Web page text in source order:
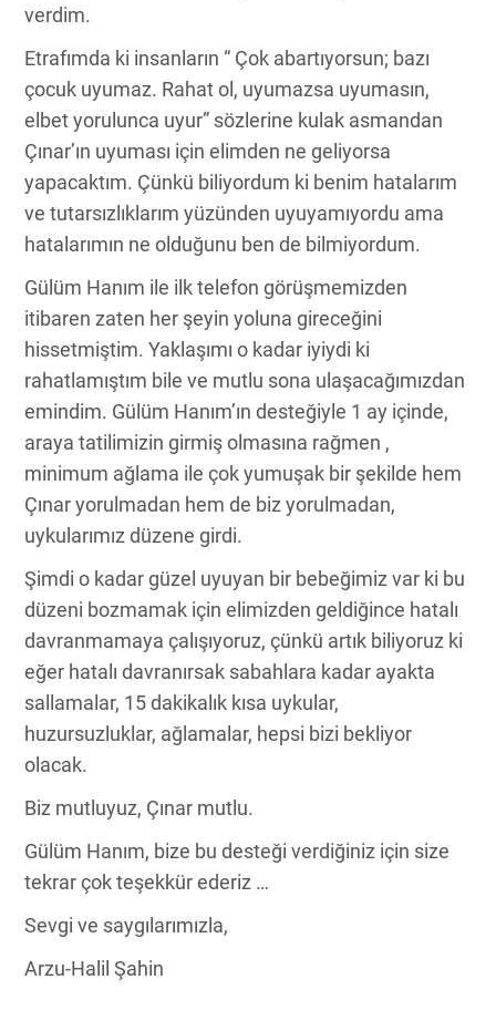
verdim.
Etrafımda ki insanların “ Çok abartıyorsun; bazı
çocuk uyumaz. Rahat ol, uyumazsa uyumasın,
elbet yorulunca uyur” sözlerine kulak asmandan
Çınar’ın uyuması için elimden ne geliyorsa
yapacaktım. Çünkü biliyordum ki benim hatalarım
ve tutarsızlıklarım yüzünden uyuyamıyordu ama
hatalarımın ne olduğunu ben de bilmiyordum.
Gülüm Hanım ile ilk telefon görüşmemizden
itibaren zaten her şeyin yoluna gireceğini
hissetmiştim. Yaklaşımı o kadar iyiydi ki
rahatlamıştım bile ve mutlu sona ulaşacağımızdan
emindim. Gülüm Hanım’ın desteğiyle 1 ay içinde,
araya tatilimizin girmiş olmasına rağmen ,
minimum ağlama ile çok yumuşak bir şekilde hem
Çınar yorulmadan hem de biz yorulmadan,
uykularımız düzene girdi.
Şimdi o kadar güzel uyuyan bir bebeğimiz var ki bu
düzeni bozmamak için elimizden geldiğince hatalı
davranmamaya çalışıyoruz, çünkü artık biliyoruz ki
eğer hatalı davranırsak sabahlara kadar ayakta
sallamalar, 15 dakikalık kısa uykular,
huzursuzluklar, ağlamalar, hepsi bizi bekliyor
olacak.
Biz mutluyuz, Çınar mutlu.
Gülüm Hanım, bize bu desteği verdiğiniz için size
tekrar çok teşekkür ederiz …
Sevgi ve saygılarımızla,
Arzu-Halil Şahin